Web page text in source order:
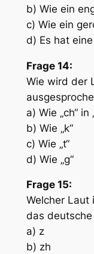
b) Wie ein
c) Wie ein
d) Es hat
Frage 14:
Wie wird der
a) Wie „ch“ in
b) Wie „k“
c) Wie „t“
d) Wie „g“
Frage 15:
Welcher Laut
das deutsche
a) z
b) zh